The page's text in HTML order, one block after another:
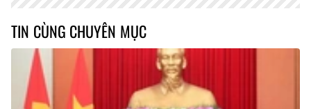
TIN CÙNG CHUYÊN MỤC